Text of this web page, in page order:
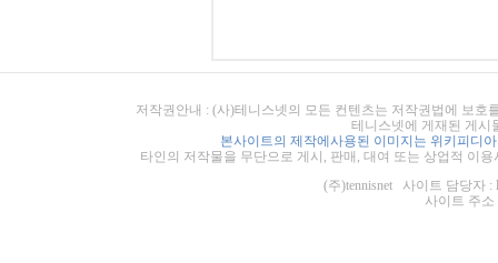
저작권안내 : (사)테니스넷의 모든 컨텐츠는 저작권법에 보
테니스넷에 게재된 게시
본사이트의 제작에사용된 이미지는 위키피디
타인의 저작물을 무단으로 게시, 판매, 대여 또는 상업적 이
(주)tennisnet 사이트 담당자 :
사이트 주